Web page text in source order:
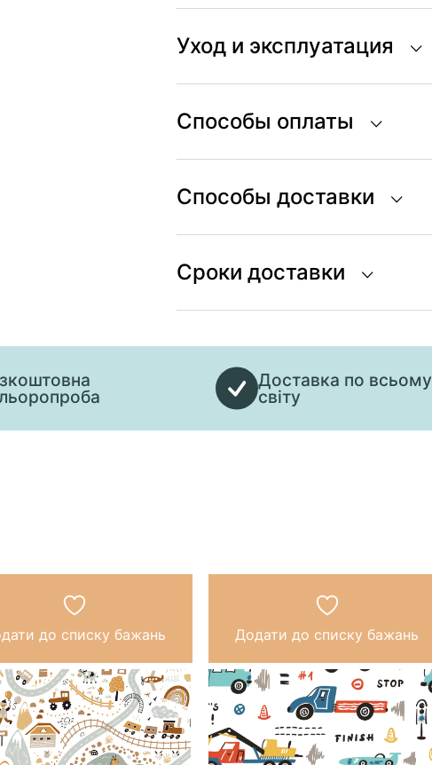
Уход и эксплуатация
Способы оплаты
Способы доставки
Сроки доставки
Доставка по всьому
світу
до списку бажань Додати до списку бажань